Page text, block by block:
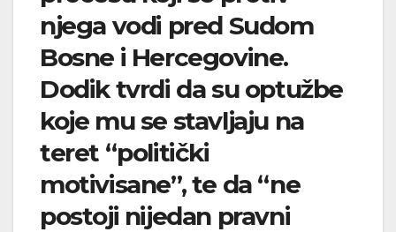
njega vodi pred Sudom
Bosne i Hercegovine.
Dodik tvrdi da su optužbe
koje mu se stavljaju na
teret “politički
motivisane”, te da “ne
postoji nijedan pravni